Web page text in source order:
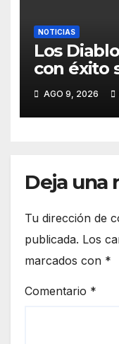
NOTICIAS
Los
con éxito
durante
AGO 9, 2026
Deja una
Tu dirección de
publicada. Los
marcados con *
Comentario *